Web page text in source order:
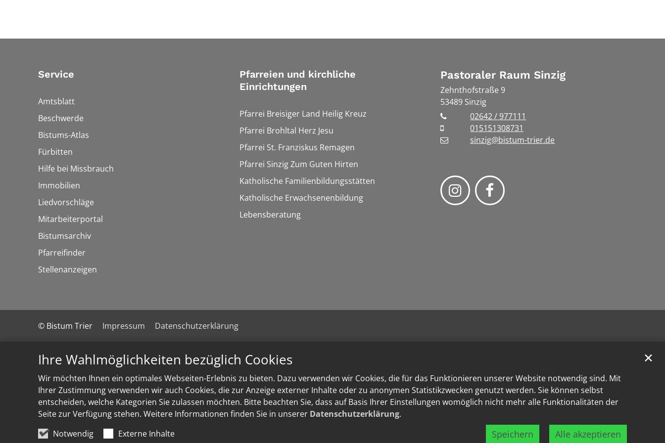
Ihre Wahlmöglichkeiten bezüglich Cookies
Wir möchten Ihnen ein optimales Webseiten-Erlebnis zu bieten. Dazu verwenden wir Cookies, die für das Funktionieren unserer Website notwendig sind. Mit
Ihrer Zustimmung verwenden wir auch Cookies, die zur Anzeige externer Inhalte oder zu anonymen Statistikzwecken genutzt werden. Sie können selbst
entscheiden, welche Kategorien Sie zulassen möchten. Bitte beachten Sie, dass auf Basis Ihrer Einstellungen womöglich nicht mehr alle Funktionalitäten der
Seite zur Verfügung stehen. Weitere Informationen finden Sie in unserer Datenschutzerklärung.
Notwendig
Externe Inhalte Speichern Alle akzeptieren
✕
Service
Amtsblatt
Beschwerde
Bistums-Atlas
Fürbitten
Hilfe bei Missbrauch
Immobilien
Liedvorschläge
Mitarbeiterportal
Bistumsarchiv
Pfarreifinder
Stellenanzeigen
Pfarreien und kirchliche
Einrichtungen
Pfarrei Breisiger Land Heilig Kreuz
Pfarrei Brohltal Herz Jesu
Pfarrei St. Franziskus Remagen
Pfarrei Sinzig Zum Guten Hirten
Katholische Familienbildungsstätten
Katholische Erwachsenenbildung
Lebensberatung
Pastoraler Raum Sinzig
Zehnthofstraße 9
53489 Sinzig
02642 / 977111
015151308731
sinzig@bistum-trier.de
© Bistum Trier Impressum Datenschutzerklärung